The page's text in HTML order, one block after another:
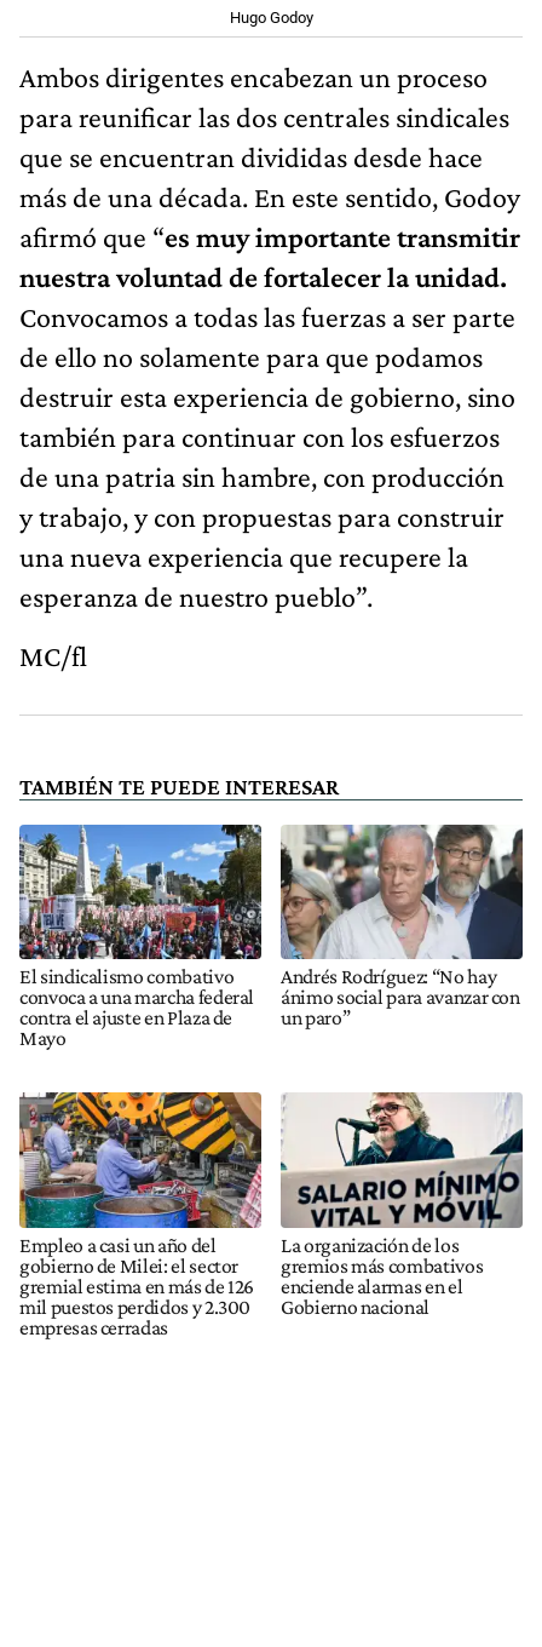
Hugo Godoy
Ambos dirigentes encabezan un proceso
para reunificar las dos centrales sindicales
que se encuentran divididas desde hace
más de una década. En este sentido, Godoy
afirmó que “es muy importante transmitir
nuestra voluntad de fortalecer la unidad.
Convocamos a todas las fuerzas a ser parte
de ello no solamente para que podamos
destruir esta experiencia de gobierno, sino
también para continuar con los esfuerzos
de una patria sin hambre, con producción
y trabajo, y con propuestas para construir
una nueva experiencia que recupere la
esperanza de nuestro pueblo”.
MC/fl
TAMBIÉN TE PUEDE INTERESAR
El sindicalismo combativo
convoca a una marcha federal
contra el ajuste en Plaza de
Mayo
Andrés Rodríguez: “No hay
ánimo social para avanzar con
un paro”
Empleo a casi un año del
gobierno de Milei: el sector
gremial estima en más de 126
mil puestos perdidos y 2.300
empresas cerradas
La organización de los
gremios más combativos
enciende alarmas en el
Gobierno nacional